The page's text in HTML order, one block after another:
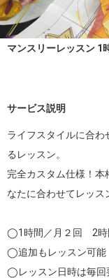
マンスリーレッスン 1
サービス説明
ライフスタイルに合
るレッスン。
完全カスタム仕様！
なたに合わせてレッス
◯1時間／月２回　2時
◯追加もレッスン可能
◯レッスン日時は毎回